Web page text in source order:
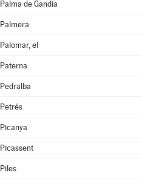
Palma de Gandía
Palmera
Palomar, el
Paterna
Pedralba
Petrés
Picanya
Picassent
Piles